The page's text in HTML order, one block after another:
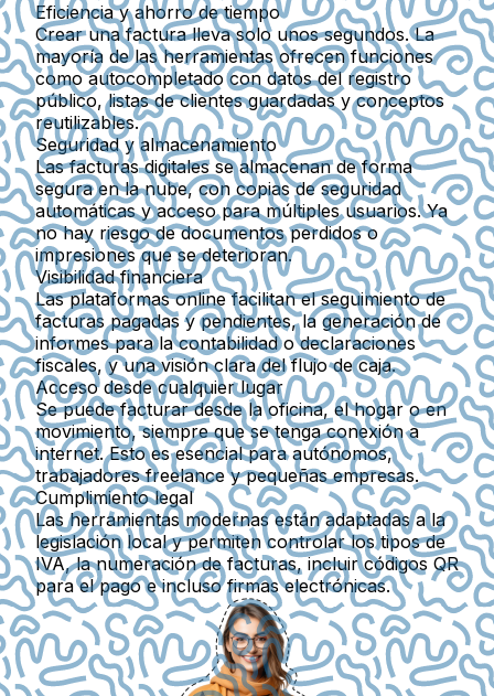
Eficiencia y ahorro de tiempo
Crear una factura lleva solo unos segundos. La
mayoría de las herramientas ofrecen funciones
como autocompletado con datos del registro
público, listas de clientes guardadas y conceptos
reutilizables.
Seguridad y almacenamiento
Las facturas digitales se almacenan de forma
segura en la nube, con copias de seguridad
automáticas y acceso para múltiples usuarios. Ya
no hay riesgo de documentos perdidos o
impresiones que se deterioran.
Visibilidad financiera
Las plataformas online facilitan el seguimiento de
facturas pagadas y pendientes, la generación de
informes para la contabilidad o declaraciones
fiscales, y una visión clara del flujo de caja.
Acceso desde cualquier lugar
Se puede facturar desde la oficina, el hogar o en
movimiento, siempre que se tenga conexión a
internet. Esto es esencial para autónomos,
trabajadores freelance y pequeñas empresas.
Cumplimiento legal
Las herramientas modernas están adaptadas a la
legislación local y permiten controlar los tipos de
IVA, la numeración de facturas, incluir códigos QR
para el pago e incluso firmas electrónicas.